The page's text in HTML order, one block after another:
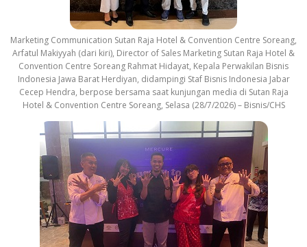
Marketing Communication Sutan Raja Hotel & Convention Centre Soreang,
Arfatul Makiyyah (dari kiri), Director of Sales Marketing Sutan Raja Hotel &
Convention Centre Soreang Rahmat Hidayat, Kepala Perwakilan Bisnis
Indonesia Jawa Barat Herdiyan, didampingi Staf Bisnis Indonesia Jabar
Cecep Hendra, berpose bersama saat kunjungan media di Sutan Raja
Hotel & Convention Centre Soreang, Selasa (28/7/2026) – Bisnis/CHS